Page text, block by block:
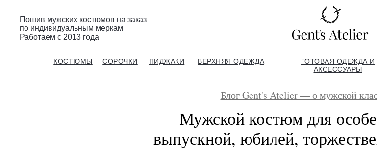
КОСТЮМЫ СОРОЧКИ
Пошив мужских костюмов на заказ
по индивидуальным меркам
Работаем с 2013 года
ПИДЖАКИ ВЕРХНЯЯ ОДЕЖДА
ГОТОВАЯ ОДЕЖДА И
АКСЕССУАРЫ
Gent’s Atelier / ИП Вдовичев Вячеслав Витальевич
Блог Gent's Atelier — о мужской
Мужской костюм для
выпускной, юбилей,